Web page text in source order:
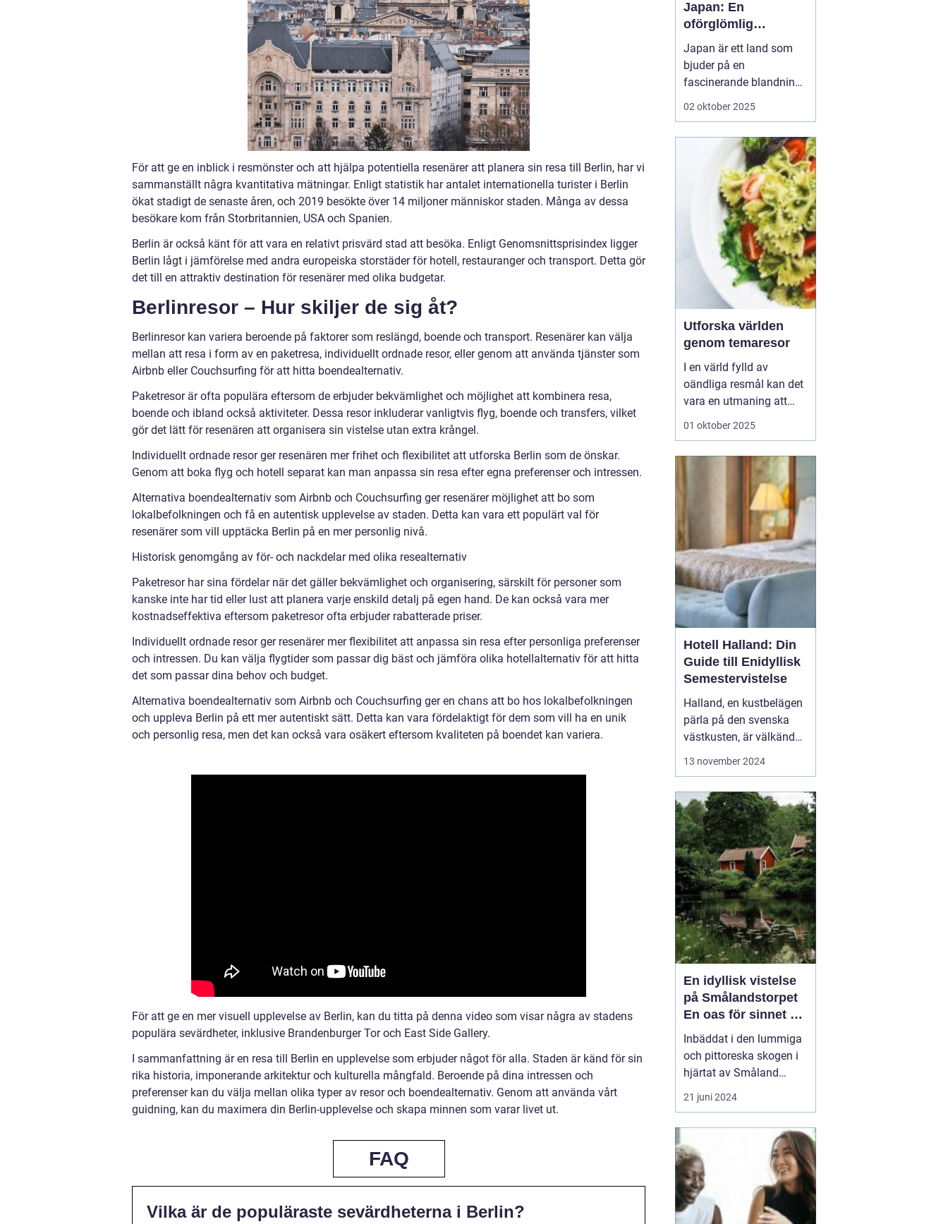
För att ge en inblick i resmönster och att hjälpa potentiella resenärer att planera sin resa till Berlin, har vi
sammanställt några kvantitativa mätningar. Enligt statistik har antalet internationella turister i Berlin
ökat stadigt de senaste åren, och 2019 besökte över 14 miljoner människor staden. Många av dessa
besökare kom från Storbritannien, USA och Spanien.
Berlin är också känt för att vara en relativt prisvärd stad att besöka. Enligt Genomsnittsprisindex ligger
Berlin lågt i jämförelse med andra europeiska storstäder för hotell, restauranger och transport. Detta gör
det till en attraktiv destination för resenärer med olika budgetar.
Berlinresor – Hur skiljer de sig åt?
Berlinresor kan variera beroende på faktorer som reslängd, boende och transport. Resenärer kan välja
mellan att resa i form av en paketresa, individuellt ordnade resor, eller genom att använda tjänster som
Airbnb eller Couchsurfing för att hitta boendealternativ.
Paketresor är ofta populära eftersom de erbjuder bekvämlighet och möjlighet att kombinera resa,
boende och ibland också aktiviteter. Dessa resor inkluderar vanligtvis flyg, boende och transfers, vilket
gör det lätt för resenären att organisera sin vistelse utan extra krångel.
Individuellt ordnade resor ger resenären mer frihet och flexibilitet att utforska Berlin som de önskar.
Genom att boka flyg och hotell separat kan man anpassa sin resa efter egna preferenser och intressen.
Alternativa boendealternativ som Airbnb och Couchsurfing ger resenärer möjlighet att bo som
lokalbefolkningen och få en autentisk upplevelse av staden. Detta kan vara ett populärt val för
resenärer som vill upptäcka Berlin på en mer personlig nivå.
Historisk genomgång av för- och nackdelar med olika resealternativ
Paketresor har sina fördelar när det gäller bekvämlighet och organisering, särskilt för personer som
kanske inte har tid eller lust att planera varje enskild detalj på egen hand. De kan också vara mer
kostnadseffektiva eftersom paketresor ofta erbjuder rabatterade priser.
Individuellt ordnade resor ger resenärer mer flexibilitet att anpassa sin resa efter personliga preferenser
och intressen. Du kan välja flygtider som passar dig bäst och jämföra olika hotellalternativ för att hitta
det som passar dina behov och budget.
Alternativa boendealternativ som Airbnb och Couchsurfing ger en chans att bo hos lokalbefolkningen
och uppleva Berlin på ett mer autentiskt sätt. Detta kan vara fördelaktigt för dem som vill ha en unik
och personlig resa, men det kan också vara osäkert eftersom kvaliteten på boendet kan variera.
För att ge en mer visuell upplevelse av Berlin, kan du titta på denna video som visar några av stadens
populära sevärdheter, inklusive Brandenburger Tor och East Side Gallery.
I sammanfattning är en resa till Berlin en upplevelse som erbjuder något för alla. Staden är känd för sin
rika historia, imponerande arkitektur och kulturella mångfald. Beroende på dina intressen och
preferenser kan du välja mellan olika typer av resor och boendealternativ. Genom att använda vårt
guidning, kan du maximera din Berlin-upplevelse och skapa minnen som varar livet ut.
FAQ
Vilka är de populäraste sevärdheterna i Berlin?
Japan: En
oförglömlig
upplevelse
Japan är ett land som
bjuder på en
fascinerande blandning
av gamla traditioner och
Japan resor ett...
02 oktober 2025
Utforska världen
genom temaresor
I en värld fylld av
oändliga resmål kan det
vara en utmaning att
välja rätt upplevelse.
de vill skapa minnen och
fördjupa sina kunskaper
01 oktober 2025
Hotell Halland: Din
Guide till Enidyllisk
Semestervistelse
Halland, en kustbelägen
pärla på den svenska
västkusten, är välkänd
för sina praktfulla
stressfria
spaanläggningar till
familjevänliga seme...
13 november 2024
En idyllisk vistelse
på Smålandstorpet
En oas för sinnet på
svenska
landsbygden
Inbäddat i den lummiga
och pittoreska skogen i
hjärtat av Småland
påträffar besökaren en
pärla sällan skådad
det ögonblick däck rullar
över grusets knaster vid
grusvägens slut är stress
och stadens brus som
bortblåsta. Skogsgårde...
21 juni 2024